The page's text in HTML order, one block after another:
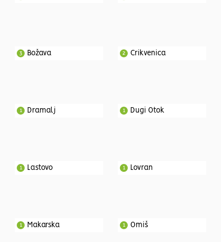
Božava
3 Crikvenica
2
Dramalj
1 Dugi Otok
1
Lastovo
1 Lovran
1
Makarska
1 Omiš
1